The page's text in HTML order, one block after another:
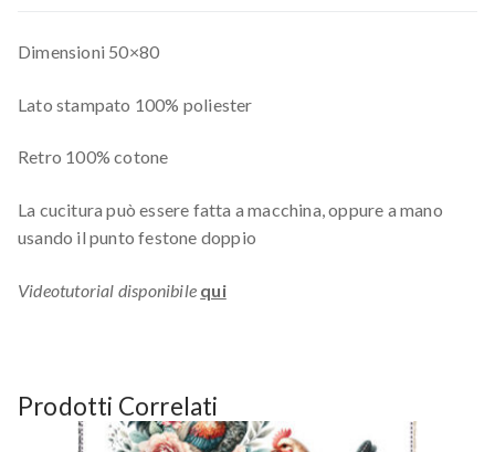
Dimensioni 50×80
Lato stampato 100% poliester
Retro 100% cotone
La cucitura può essere fatta a macchina, oppure a mano
usando il punto festone doppio
Videotutorial disponibile qui
Prodotti Correlati